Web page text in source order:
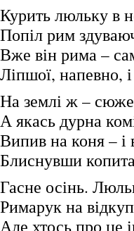
Курить люльку в
Попіл рим
Вже він рима –
Ліпшої, напевно,
На землі ж –
А якась дурна
Випив на коня – і
Блиснувши
Гасне осінь.
Римарук на
Але хтось про це